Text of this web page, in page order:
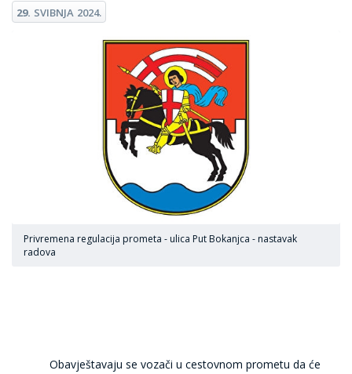
29. SVIBNJA 2024.
Privremena regulacija prometa - ulica Put Bokanjca - nastavak
radova
Obavještavaju se vozači u cestovnom prometu da će